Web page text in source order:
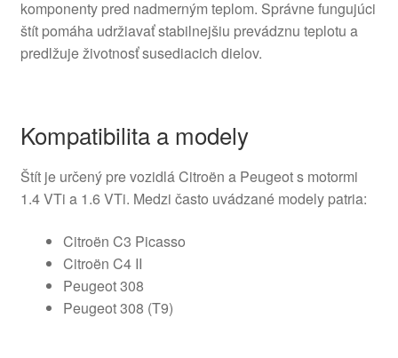
komponenty pred nadmerným teplom. Správne fungujúci
štít pomáha udržiavať stabilnejšiu prevádznu teplotu a
predlžuje životnosť susediacich dielov.
Kompatibilita a modely
Štít je určený pre vozidlá Citroën a Peugeot s motormi
1.4 VTi a 1.6 VTi. Medzi často uvádzané modely patria:
Citroën C3 Picasso
Citroën C4 II
Peugeot 308
Peugeot 308 (T9)